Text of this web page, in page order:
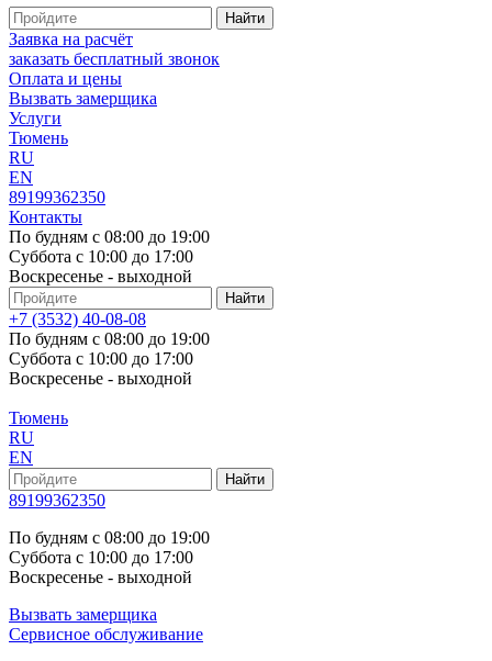
Заявка на расчёт
заказать бесплатный звонок
Оплата и цены
Вызвать замерщика
Услуги
Тюмень
RU
EN
89199362350
Контакты
По будням с 08:00 до 19:00
Суббота с 10:00 до 17:00
Воскресенье - выходной
+7 (3532) 40-08-08
По будням с 08:00 до 19:00
Суббота с 10:00 до 17:00
Воскресенье - выходной
Тюмень
RU
EN
89199362350
По будням с 08:00 до 19:00
Суббота с 10:00 до 17:00
Воскресенье - выходной
Вызвать замерщика
Сервисное обслуживание